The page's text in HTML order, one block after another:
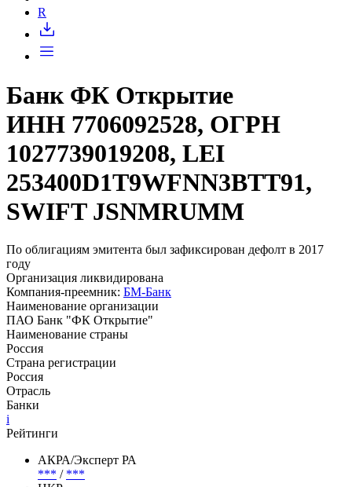
Банк ФК Открытие
ИНН 7706092528, ОГРН
1027739019208, LEI
SWIFT JSNMRUMM
По облигациям эмитента был зафиксирован дефолт в 2017
году
Организация ликвидирована
Компания-преемник:
Наименование организации
ПАО Банк "ФК Открытие"
Наименование страны
Россия
Страна регистрации
Россия
Банки